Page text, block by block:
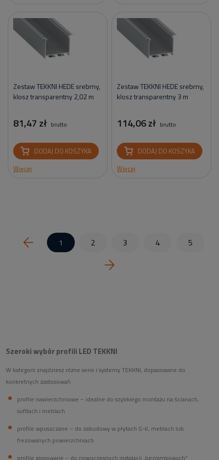
Zestaw TEKKNI HEDE srebrny,
klosz transparentny 2,02 m
81,47 zł brutto
DODAJ DO KOSZYKA
Więcej
Zestaw TEKKNI HEDE srebrny,
klosz transparentny 3 m
114,06 zł brutto
DODAJ DO KOSZYKA
Więcej
1 2 3 4 5
Szeroki wybór profili LED TEKKNI
W kategorii znajdziesz różne serie i systemy TEKKNI, dopasowane do
konkretnych zastosowań:
profile nawierzchniowe – idealne do szybkiego montażu na ścianach,
sufitach i meblach
profile wpuszczane – do zabudowy w płytach G-K, meblach lub
frezowanych powierzchniach
profile gipsowane – do nowoczesnych instalacji „bezramkowych”